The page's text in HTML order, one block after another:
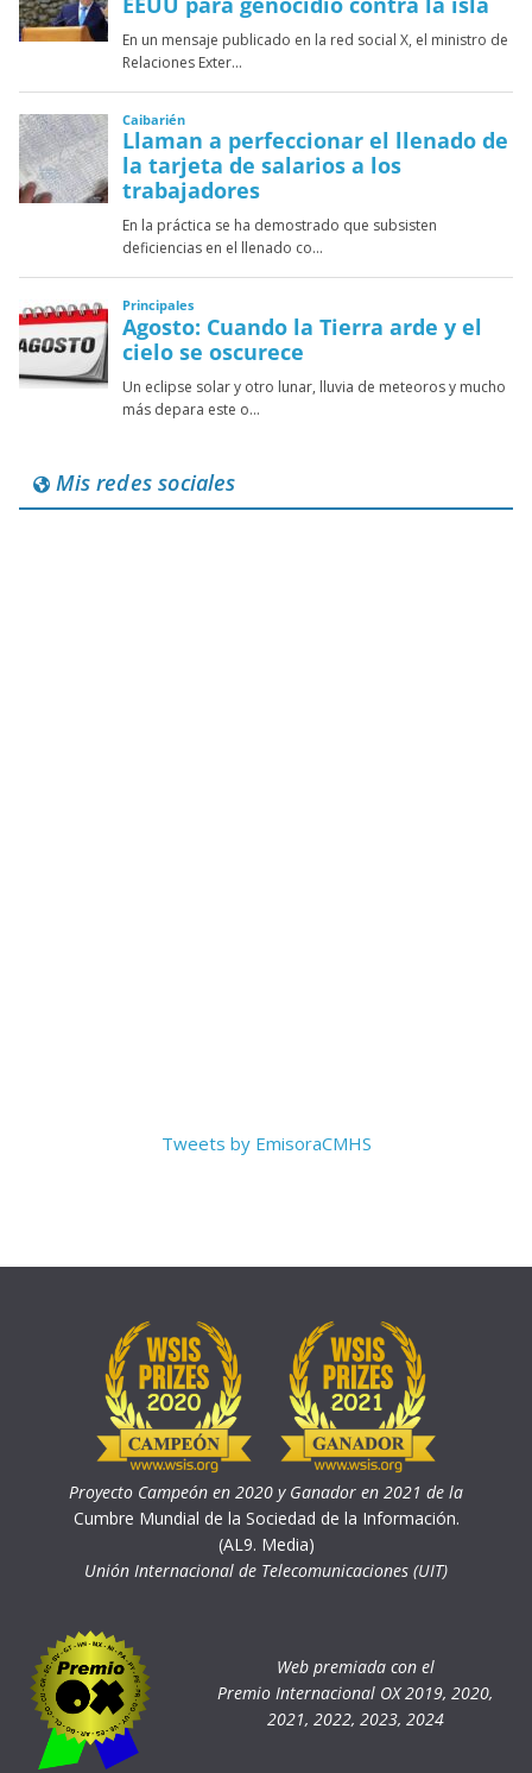
Mis redes sociales
Tweets by EmisoraCMHS
Proyecto Campeón en 2020 y Ganador en 2021 de la
Cumbre Mundial de la Sociedad de la Información.
(AL9. Media)
Unión Internacional de Telecomunicaciones (UIT)
Web premiada con el
Premio Internacional OX 2019, 2020,
2021, 2022, 2023, 2024